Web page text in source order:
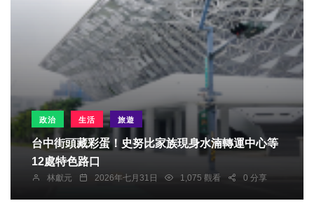
政治 生活 旅遊
台中街頭藏彩蛋！史努比家族現身水湳轉運中心等
12處特色路口
林獻元 2026年七月31日 1,075 觀看 0 分享